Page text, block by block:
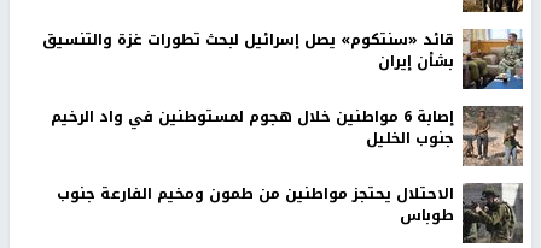
قائد «سنتكوم» يصل إسرائيل لبحث تطورات غزة والتنسيق
بشأن إيران
إصابة 6 مواطنين خلال هجوم لمستوطنين في واد الرخيم
جنوب الخليل
الاحتلال يحتجز مواطنين من طمون ومخيم الفارعة جنوب
طوباس